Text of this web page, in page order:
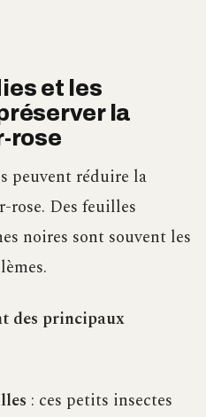
et les
la
rose
peuvent réduire la
rose. Des feuilles
noires sont souvent les
des principaux
: ces petits insectes